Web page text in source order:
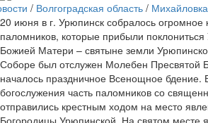
/ Волгоградская область / Михайловка
20 июня в г. Урюпинск собралось огромное
паломников, которые прибыли
Божией Матери – святыне земли
Соборе был отслужен Молебен Пресвятой
началось праздничное Всенощное бдение.
богослужения часть паломников со
отправились крестным ходом на место